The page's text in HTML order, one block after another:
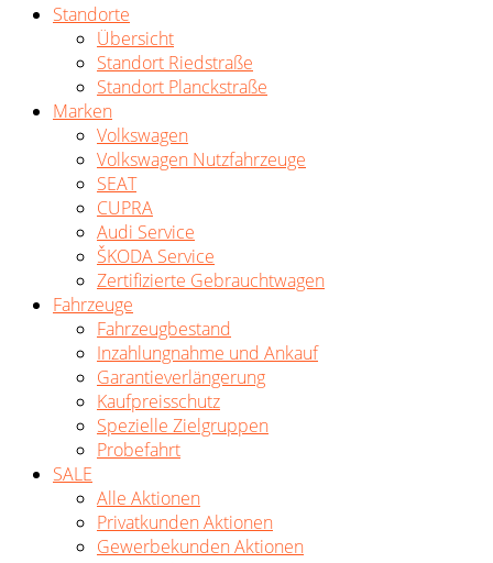
Standorte
Übersicht
Standort Riedstraße
Standort Planckstraße
Marken
Volkswagen
Volkswagen Nutzfahrzeuge
SEAT
CUPRA
Audi Service
ŠKODA Service
Zertifizierte Gebrauchtwagen
Fahrzeuge
Fahrzeugbestand
Inzahlungnahme und Ankauf
Garantieverlängerung
Kaufpreisschutz
Spezielle Zielgruppen
Probefahrt
SALE
Alle Aktionen
Privatkunden Aktionen
Gewerbekunden Aktionen